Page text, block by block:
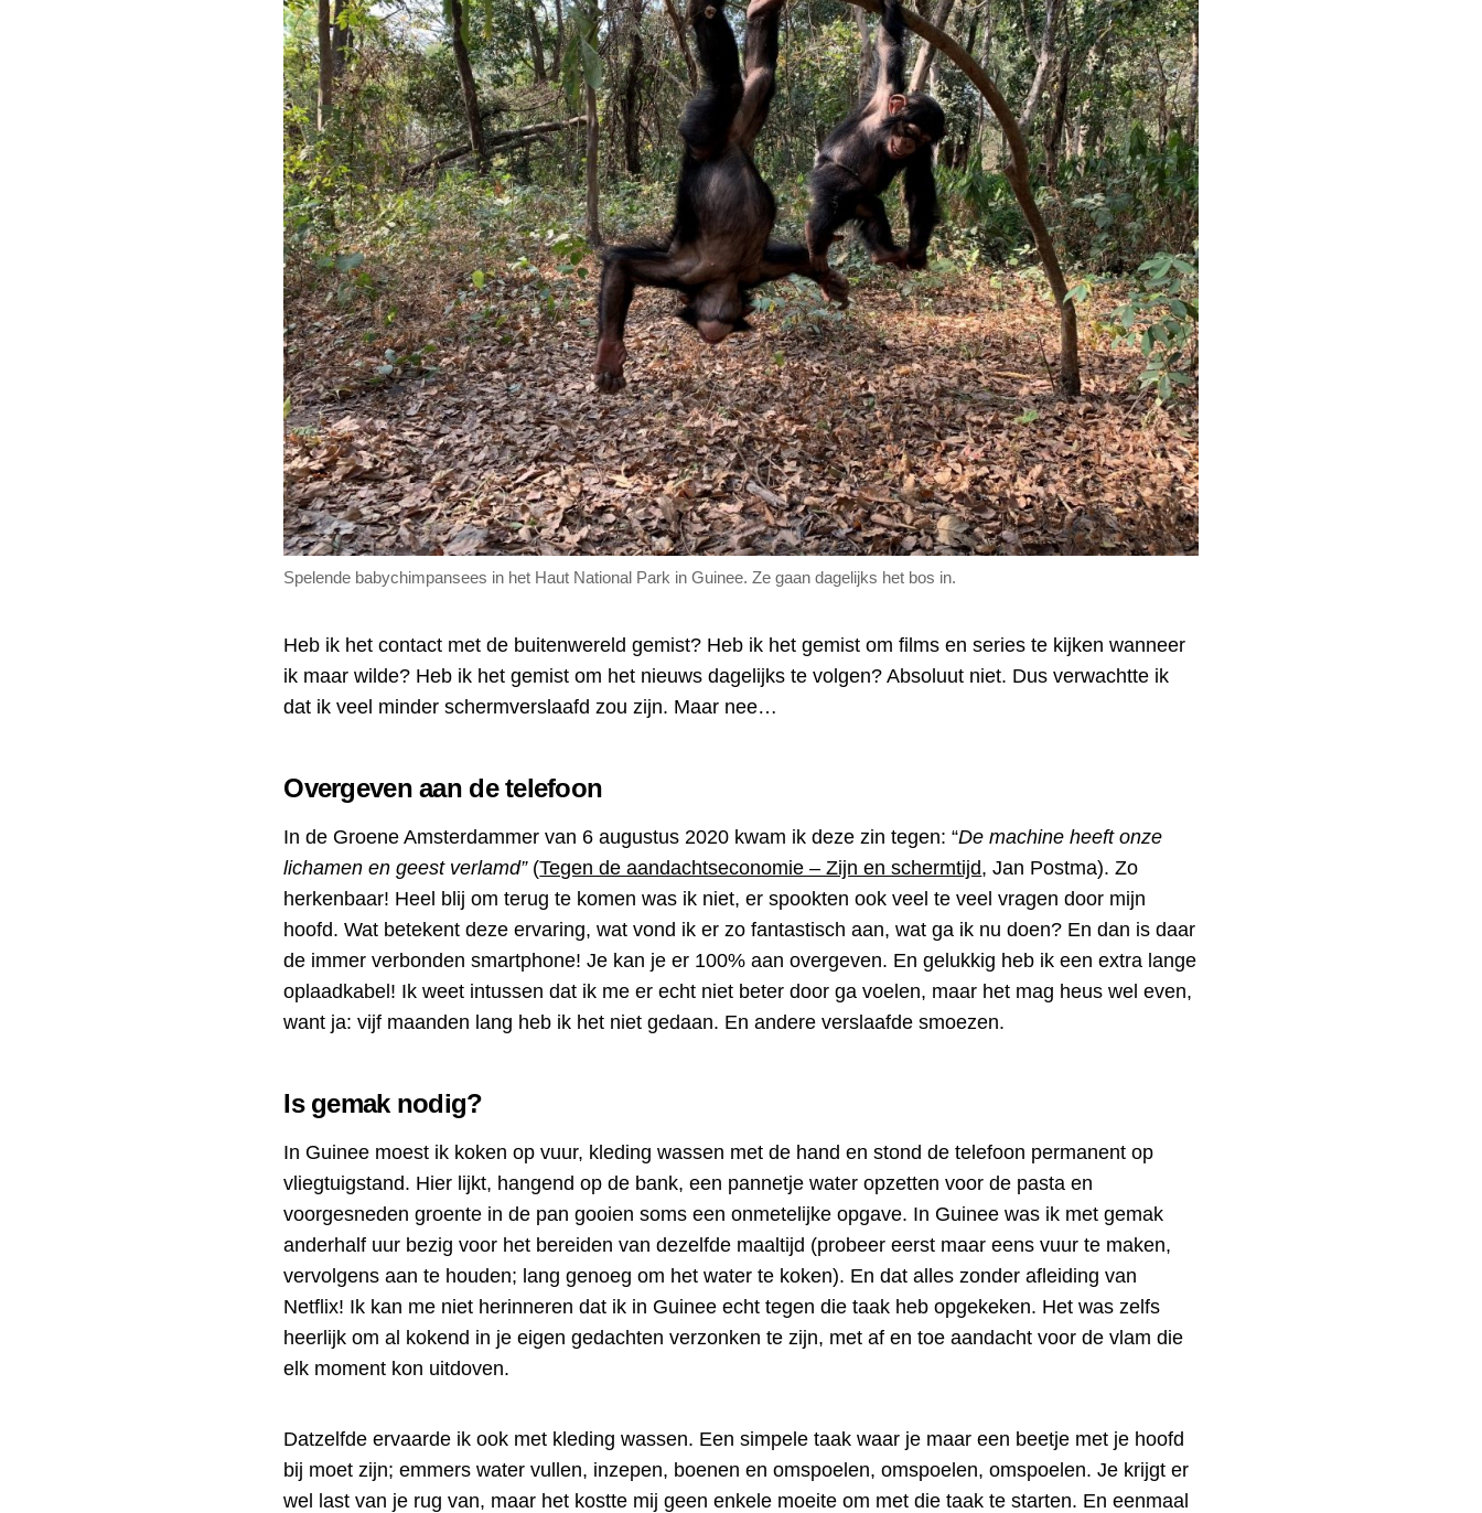
Spelende babychimpansees in het Haut National Park in Guinee. Ze gaan dagelijks het bos in.
Heb ik het contact met de buitenwereld gemist? Heb ik het gemist om films en series te kijken wanneer
ik maar wilde? Heb ik het gemist om het nieuws dagelijks te volgen? Absoluut niet. Dus verwachtte ik
dat ik veel minder schermverslaafd zou zijn. Maar nee…
Overgeven aan de telefoon
In de Groene Amsterdammer van 6 augustus 2020 kwam ik deze zin tegen: “De machine heeft onze
lichamen en geest verlamd”(Tegen de aandachtseconomie – Zijn en schermtijd, Jan Postma). Zo
herkenbaar! Heel blij om terug te komen was ik niet, er spookten ook veel te veel vragen door mijn
hoofd. Wat betekent deze ervaring, wat vond ik er zo fantastisch aan, wat ga ik nu doen? En dan is daar
de immer verbonden smartphone! Je kan je er 100% aan overgeven. En gelukkig heb ik een extra lange
oplaadkabel! Ik weet intussen dat ik me er echt niet beter door ga voelen, maar het mag heus wel even,
want ja: vijf maanden lang heb ik het niet gedaan. En andere verslaafde smoezen.
Is gemak nodig?
In Guinee moest ik koken op vuur, kleding wassen met de hand en stond de telefoon permanent op
vliegtuigstand. Hier lijkt, hangend op de bank, een pannetje water opzetten voor de pasta en
voorgesneden groente in de pan gooien soms een onmetelijke opgave. In Guinee was ik met gemak
anderhalf uur bezig voor het bereiden van dezelfde maaltijd (probeer eerst maar eens vuur te maken,
vervolgens aan te houden; lang genoeg om het water te koken). En dat alles zonder afleiding van
Netflix! Ik kan me niet herinneren dat ik in Guinee echt tegen die taak heb opgekeken. Het was zelfs
heerlijk om al kokend in je eigen gedachten verzonken te zijn, met af en toe aandacht voor de vlam die
elk moment kon uitdoven.
Datzelfde ervaarde ik ook met kleding wassen. Een simpele taak waar je maar een beetje met je hoofd
bij moet zijn; emmers water vullen, inzepen, boenen en omspoelen, omspoelen, omspoelen. Je krijgt er
wel last van je rug van, maar het kostte mij geen enkele moeite om met die taak te starten. En eenmaal